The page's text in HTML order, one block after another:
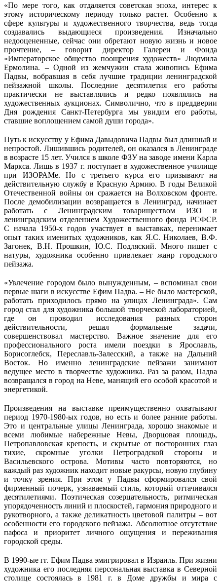
«По мере того, как отдаляется советская эпоха, интерес к
этому историческому периоду только растет. Особенно к
сфере культуры и художественного творчества, ведь тогда
создавались выдающиеся произведения. Изначально
недооцененные, сейчас они обретают новую жизнь и новое
прочтение, – говорит директор Галереи и Фонда
«Императорское общество поощрения художеств» Людмила
Ермолина. – Одной из жемчужин стала живопись Ефима
Падвы, вобравшая в себя лучшие традиции ленинградской
пейзажной школы. Последние десятилетия его работы
практически не выставлялись и редко появлялись на
художественных аукционах. Символично, что в преддверии
Дня рождения Санкт-Петербурга мы увидим его работы,
ставшие воплощением самой души города».
Путь к искусству у Ефима Давыдовича Падвы был длинный и
непростой. Лишившись родителей, он оказался в Ленинграде
в возрасте 15 лет. Учился в школе ФЗУ на заводе имени Карла
Маркса. Лишь в 1937 г. поступает в художественное училище
при ИЗОРАМе. Но с третьего курса его призывают на
действительную службу в Красную Армию. В годы Великой
Отечественной войны он сражается на Волховском фронте.
После демобилизации возвращается в Ленинград, начинает
работать с Ленинградским товариществом ИЗО и
ленинградским отделением Художественного фонда РСФСР.
С начала 1950-х годов участвует в выставках, перенимает
опыт таких именитых художников, как Я.С. Николаев, В.Ф.
Загонек, В.Н. Прошкин, Ю.С. Подляский. Много пишет с
натуры, художника особенно привлекает жанр городского
пейзажа.
«Увлечение городом было вынужденным, – вспоминал свои
первые шаги в искусстве Ефим Падва. – Не было мастерской,
работать приходилось прямо на улицах Ленинграда». Сам
город стал для художника большой творческой лабораторией,
где он проводил исследования разных сторон
действительности, решал формальные задачи,
совершенствовал мастерство. Важное значение для его
профессионального роста имели поездки в Ярославль,
Борисоглебск, Переславль-Залесский, а также на Дальний
Восток. Но именно ленинградские пейзажи занимают
ведущее место в творчестве художника. Раз за разом, Падва
возвращался в город на Неве, манящий его особой красотой и
энергетикой.
Произведения на выставке преимущественно охватывают
период 1970-1980-ых годов, но есть и более ранние работы.
Это и центральные улицы Ленинграда, хорошо знакомые и
всеми любимые набережные Невы, Дворцовая площадь,
Петропавловская крепость, и скрытые от посторонних глаз
тихие, скромные уголки Петроградской стороны и
Васильевского острова. Мотивы часто повторяются, но
каждый раз художник находит новые ракурсы, новую глубину
и точку зрения. При этом у Падвы сформировался свой
фирменный почерк, узнаваемый стиль, который оттачивался
десятилетиями. Поэтическая созерцательность, ритмическая
упорядоченность линий и плоскостей, гармония природного и
рукотворного, а также деликатность цветовой палитры – вот
особенности его городского пейзажа. Абсолютное отсутствие
пафоса и приоритет личного ощущения и переживания
городской среды.
В 1990-ые гг. Ефим Падва эмигрировал в Израиль. При жизни
художника его последняя персональная выставка в Северной
столице состоялась в 1981 г. в Доме дружбы и мира с